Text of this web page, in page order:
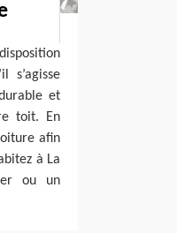
s’agisse
et
toit. En
afin
à La
ou un